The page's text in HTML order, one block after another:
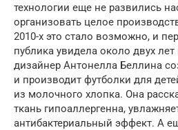
технологии еще не развились
организовать целое
2010-х это стало возможно, и
публика увидела около двух
дизайнер Антонелла Беллина
и производит футболки для
из молочного хлопка. Она
ткань гипоаллергенна,
антибактериальный эффект. А